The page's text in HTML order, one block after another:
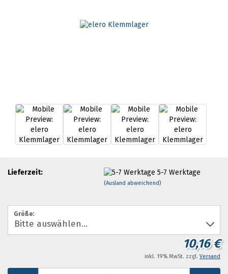
Lieferzeit: 5-7 Werktage
(Ausland abweichend)
Größe:
10,16 €
inkl. 19% MwSt. zzgl. Versand